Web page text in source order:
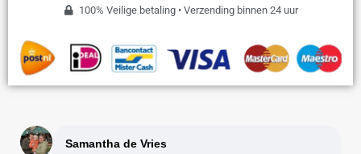
100% Veilige betaling • Verzending binnen 24 uur
Samantha de Vries